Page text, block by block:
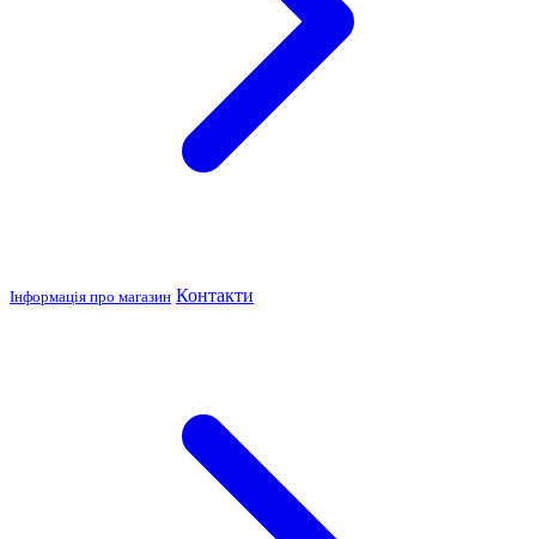
Інформація про магазин Контакти